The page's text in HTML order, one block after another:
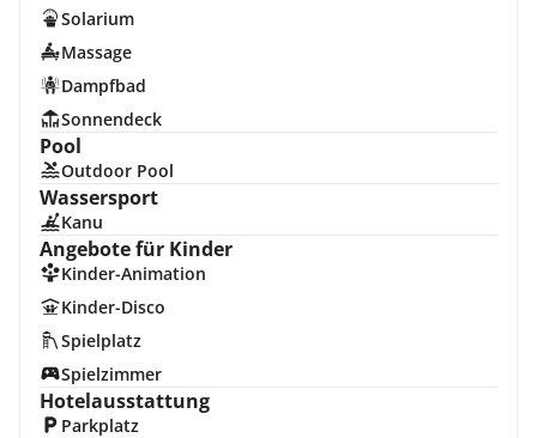
Solarium
Massage
Dampfbad
Sonnendeck
Pool
Outdoor Pool
Wassersport
Kanu
Angebote für Kinder
Kinder-Animation
Kinder-Disco
Spielplatz
Spielzimmer
Hotelausstattung
Parkplatz